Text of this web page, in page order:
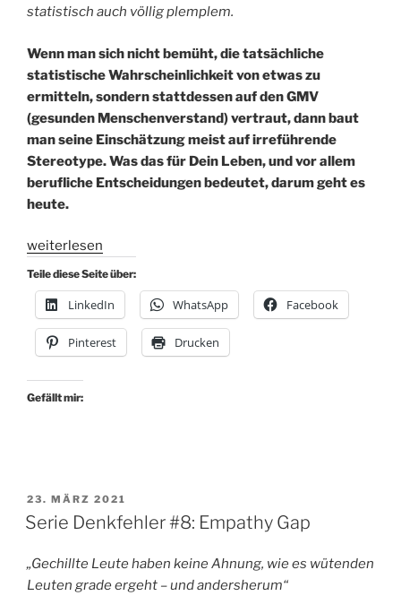
statistisch auch völlig plemplem.
Wenn man sich nicht bemüht, die tatsächliche
statistische Wahrscheinlichkeit von etwas zu
ermitteln, sondern stattdessen auf den GMV
(gesunden Menschenverstand) vertraut, dann baut
man seine Einschätzung meist auf irreführende
Stereotype. Was das für Dein Leben, und vor allem
berufliche Entscheidungen bedeutet, darum geht es
heute.
„Serie:
Denkfehler
im
Job
#10:
Pävalenzfehler“
weiterlesen
Teile diese Seite über:
LinkedIn WhatsApp Facebook
Pinterest Drucken
Gefällt mir:
VERÖFFENTLICHT
AM
23. MÄRZ 2021
Serie Denkfehler #8: Empathy Gap
„Gechillte Leute haben keine Ahnung, wie es wütenden
Leuten grade ergeht – und andersherum“